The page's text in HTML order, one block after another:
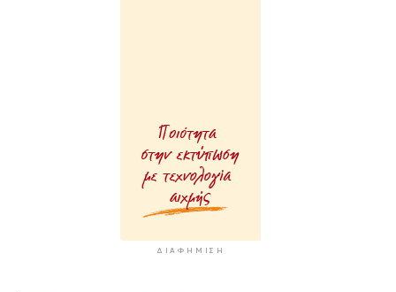
ΔΙΑΦΉΜΙΣΗ